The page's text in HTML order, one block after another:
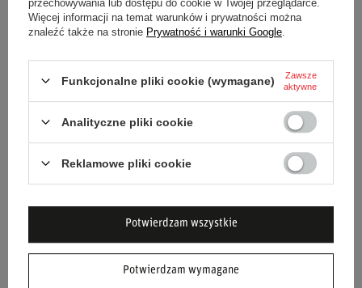
aerodynamiczna sylwetka.
Wybierz buty OMP ONE EVO X MY24 i poczuj różnicę w
komforcie i bezpieczeństwie na torze!
Kategoria Buty
Homologacja Homologacja FIA
Kolor Biały
przechowywania lub dostępu do cookie w Twojej przeglądarce.
Więcej informacji na temat warunków i prywatności można
znaleźć także na stronie Prywatność i warunki Google
Funkcjonalne pliki cookie (wymagane)
Zawsze
aktywne
Analityczne pliki cookie
Reklamowe pliki cookie
Potwierdzam wymagane
Potwierdzam wszystkie